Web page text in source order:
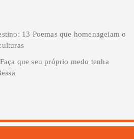
13 Poemas que homenageiam o
que seu próprio medo tenha